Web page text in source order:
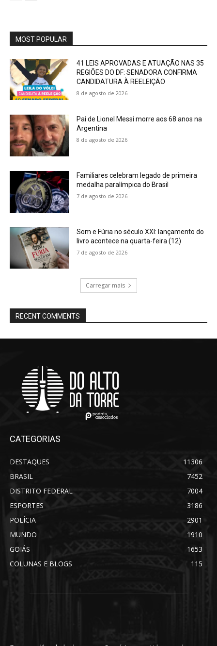
MOST POPULAR
41 LEIS APROVADAS E ATUAÇÃO NAS 35
REGIÕES DO DF: SENADORA CONFIRMA
CANDIDATURA À REELEIÇÃO
8 de agosto de 2026
Pai de Lionel Messi morre aos 68 anos na
Argentina
8 de agosto de 2026
Familiares celebram legado de primeira
medalha paralímpica do Brasil
7 de agosto de 2026
Som e Fúria no século XXI: lançamento do
livro acontece na quarta-feira (12)
7 de agosto de 2026
Carregar mais
RECENT COMMENTS
CATEGORIAS
DESTAQUES
11306
BRASIL
7452
DISTRITO FEDERAL
7004
ESPORTES
3186
POLÍCIA
2901
MUNDO
1910
GOIÁS
1653
COLUNAS E BLOGS
115